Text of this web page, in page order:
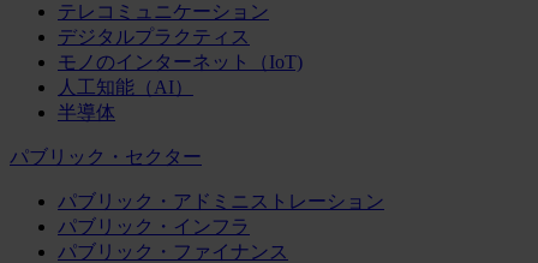
テレコミュニケーション
デジタルプラクティス
モノのインターネット（IoT)
人工知能（AI）
半導体
パブリック・セクター
パブリック・アドミニストレーション
パブリック・インフラ
パブリック・ファイナンス